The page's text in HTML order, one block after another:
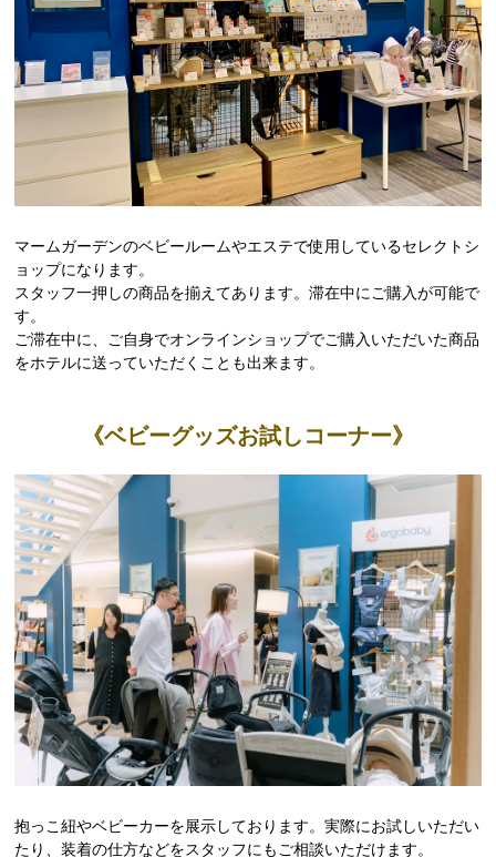
マームガーデンのベビールームやエステで使用しているセレクトシ
ョップになります。
スタッフ一押しの商品を揃えてあります。滞在中にご購入が可能で
す。
ご滞在中に、ご自身でオンラインショップでご購入いただいた商品
をホテルに送っていただくことも出来ます。
《ベビーグッズお試しコーナー》
抱っこ紐やベビーカーを展示しております。実際にお試しいただい
たり、装着の仕方などをスタッフにもご相談いただけます。